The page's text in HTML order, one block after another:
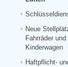
Neue
Fahrräder und
Kinderwagen
Haftpflicht-